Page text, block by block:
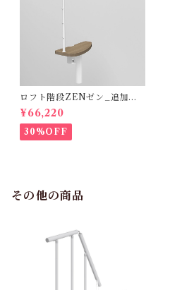
ロフト階段ZENゼン_追加ス
テップ_ハバナダーク（オプシ
ョン）
¥66,220
30%OFF
その他の商品